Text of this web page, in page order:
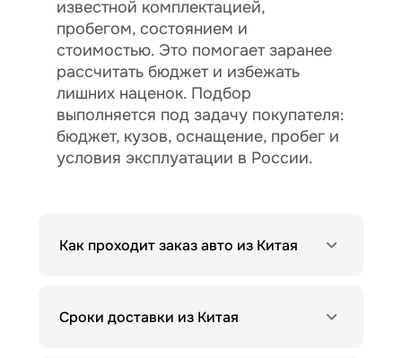
известной комплектацией,
пробегом, состоянием и
стоимостью. Это помогает заранее
рассчитать бюджет и избежать
лишних наценок. Подбор
выполняется под задачу покупателя:
бюджет, кузов, оснащение, пробег и
условия эксплуатации в России.
Как проходит заказ авто из Китая
Сроки доставки из Китая